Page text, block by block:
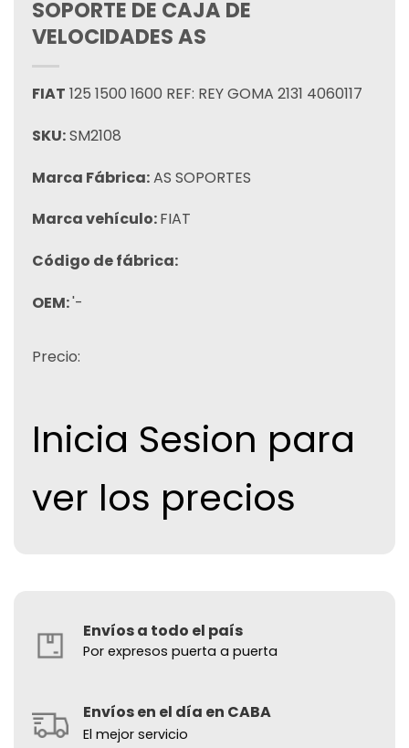
SOPORTE DE CAJA DE
VELOCIDADES AS
FIAT 125 1500 1600 REF: REY GOMA 2131 4060117
SKU:SM2108
Marca Fábrica:AS SOPORTES
Marca vehículo:FIAT
Código de fábrica:
OEM:'-
Precio:
Inicia Sesion para
ver los precios
Envíos a todo el país
Por expresos puerta a puerta
Envíos en el día en CABA
El mejor servicio